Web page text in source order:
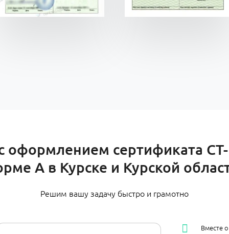
сертификата
А в Курске и Курской
Решим вашу задачу быстро и грамотно
Вместе